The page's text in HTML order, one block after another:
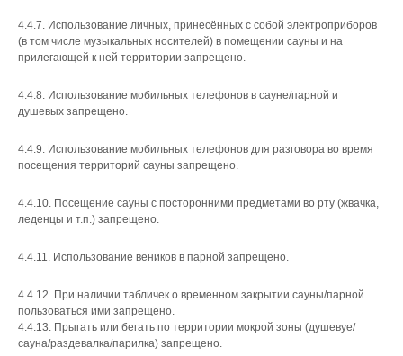
4.4.7. Использование личных, принесённых с собой электроприборов
(в том числе музыкальных носителей) в помещении сауны и на
прилегающей к ней территории запрещено.
4.4.8. Использование мобильных телефонов в сауне/парной и
душевых запрещено.
4.4.9. Использование мобильных телефонов для разговора во время
посещения территорий сауны запрещено.
4.4.10. Посещение сауны с посторонними предметами во рту (жвачка,
леденцы и т.п.) запрещено.
4.4.11. Использование веников в парной запрещено.
4.4.12. При наличии табличек о временном закрытии сауны/парной
пользоваться ими запрещено.
4.4.13. Прыгать или бегать по территории мокрой зоны (душевуе/
сауна/раздевалка/парилка) запрещено.